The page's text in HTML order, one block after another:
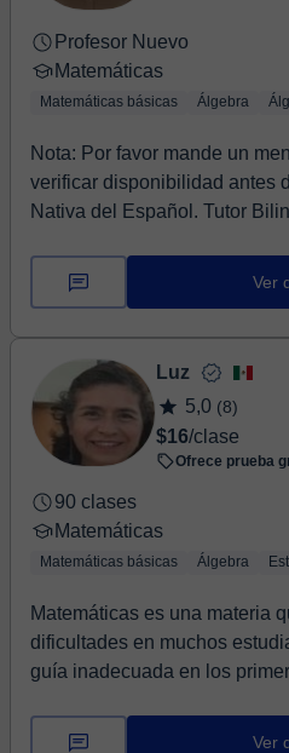
Profesor Nuevo
Matemáticas
Matemáticas básicas Álgebra
Nota: Por favor mande un
verificar disponibilidad antes de
Nativa del Español. Tutor
Ver
Luz
5,0 (8)
$16/clase
Ofrece prueba
90 clases
Matemáticas
Matemáticas básicas Álgebra
Matemáticas es una materia
dificultades en muchos
guía inadecuada en los
Ver